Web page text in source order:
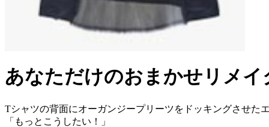
あなただけのおまかせリメイ
Tシャツの背面にオーガンジープリーツをドッキングさせた
「もっとこうしたい！」